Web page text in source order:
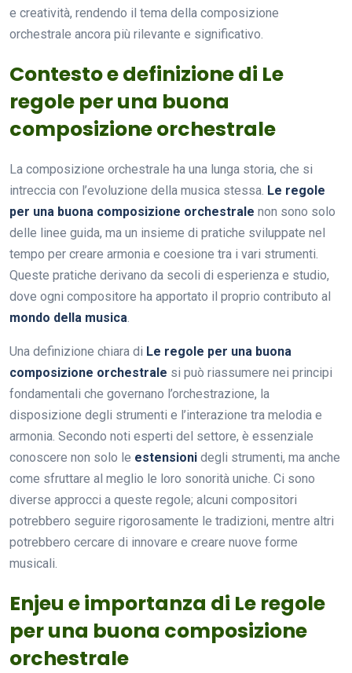
e creatività, rendendo il tema della composizione
orchestrale ancora più rilevante e significativo.
Contesto e definizione di Le
regole per una buona
composizione orchestrale
La composizione orchestrale ha una lunga storia, che si
intreccia con l’evoluzione della musica stessa. Le regole
per una buona composizione orchestrale non sono solo
delle linee guida, ma un insieme di pratiche sviluppate nel
tempo per creare armonia e coesione tra i vari strumenti.
Queste pratiche derivano da secoli di esperienza e studio,
dove ogni compositore ha apportato il proprio contributo al
mondo della musica
Una definizione chiara di Le regole per una buona
composizione orchestrale si può riassumere nei principi
fondamentali che governano l’orchestrazione, la
disposizione degli strumenti e l’interazione tra melodia e
armonia. Secondo noti esperti del settore, è essenziale
conoscere non solo le estensioni degli strumenti, ma anche
come sfruttare al meglio le loro sonorità uniche. Ci sono
diverse approcci a queste regole; alcuni compositori
potrebbero seguire rigorosamente le tradizioni, mentre altri
potrebbero cercare di innovare e creare nuove forme
musicali.
Enjeu e importanza di Le regole
per una buona composizione
orchestrale